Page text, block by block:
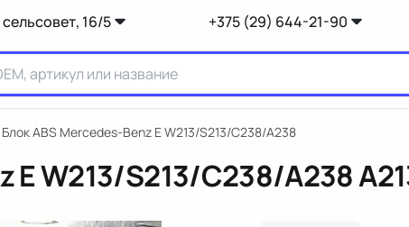
16/5 +375 (29) 644-21-90
Блок ABS Mercedes-Benz E W213/S213/C238/A238
E W213/S213/C238/A238